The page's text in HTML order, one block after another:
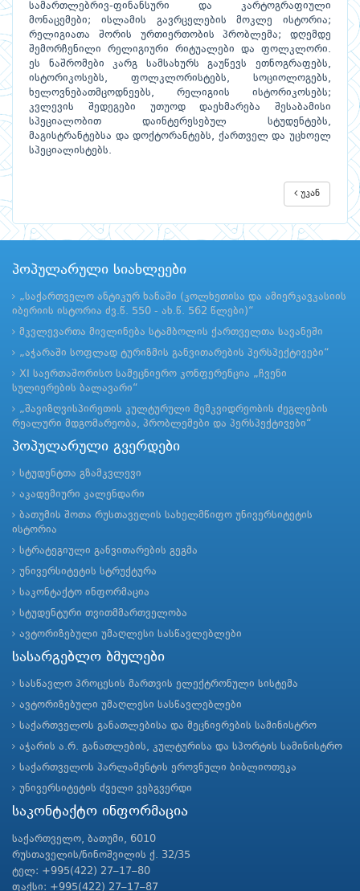
სამართლებრივ-ფინანსური და კარტოგრაფიული
მონაცემები; ისლამის გავრცელების მოკლე ისტორია;
რელიგიათა შორის ურთიერთობის პრობლემა; დღემდე
შემორჩენილი რელიგიური რიტუალები და ფოლკლორი.
ეს ნაშრომები კარგ სამსახურს გაუწევს ეთნოგრაფებს,
ისტორიკოსებს, ფოლკლორისტებს, სოციოლოგებს,
ხელოვნებათმცოდნეებს, რელიგიის ისტორიკოსებს;
კვლევის შედეგები უთუოდ დაეხმარება შესაბამისი
სპეციალობით დაინტერესებულ სტუდენტებს,
მაგისტრანტებსა და დოქტორანტებს, ქართველ და უცხოელ
სპეციალისტებს.
უკან
პოპულარული სიახლეები
„საქართველო ანტიკურ ხანაში (კოლხეთისა და ამიერკავკასიის
იბერიის ისტორია ძვ.წ. 550 - ახ.წ. 562 წლები)“
მკვლევართა მივლინება სტამბოლის ქართველთა სავანეში
„აჭარაში სოფლად ტურიზმის განვითარების პერსპექტივები“
XI საერთაშორისო სამეცნიერო კონფერენცია „ჩვენი
სულიერების ბალავარი“
„შავიზღვისპირეთის კულტურული მემკვიდრეობის ძეგლების
რეალური მდგომარეობა, პრობლემები და პერსპექტივები“
პოპულარული გვერდები
სტუდენტთა გზამკვლევი
აკადემიური კალენდარი
ბათუმის შოთა რუსთაველის სახელმწიფო უნივერსიტეტის
ისტორია
სტრატეგიული განვითარების გეგმა
უნივერსიტეტის სტრუქტურა
საკონტაქტო ინფორმაცია
სტუდენტური თვითმმართველობა
ავტორიზებული უმაღლესი სასწავლებლები
სასარგებლო ბმულები
სასწავლო პროცესის მართვის ელექტრონული სისტემა
ავტორიზებული უმაღლესი სასწავლებლები
საქართველოს განათლებისა და მეცნიერების სამინისტრო
აჭარის ა.რ. განათლების, კულტურისა და სპორტის სამინისტრო
საქართველოს პარლამენტის ეროვნული ბიბლიოთეკა
უნივერსიტეტის ძველი ვებგვერდი
საკონტაქტო ინფორმაცია
საქართველო, ბათუმი, 6010
რუსთაველის/ნინოშვილის ქ. 32/35
ტელ: +995(422) 27–17–80
ფაქსი: +995(422) 27–17–87